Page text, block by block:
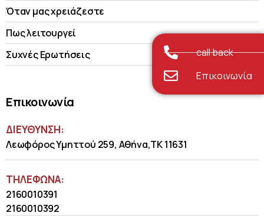
Όταν μας χρειάζεστε
Πως λειτουργεί
Συχνές Ερωτήσεις
Επικοινωνία
ΔΙΕΥΘΥΝΣΗ:
Λεωφόρος Υμηττού 259, Αθήνα,ΤΚ 11631
ΤΗΛΈΦΩΝΑ:
2160010391
2160010392
call back
Επικοινωνία